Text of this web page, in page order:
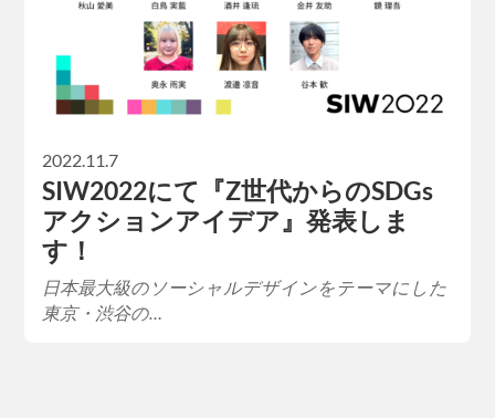
2022.11.7
SIW2022にて『Z世代からのSDGs
アクションアイデア』発表しま
す！
日本最大級のソーシャルデザインをテーマにした
東京・渋谷の…